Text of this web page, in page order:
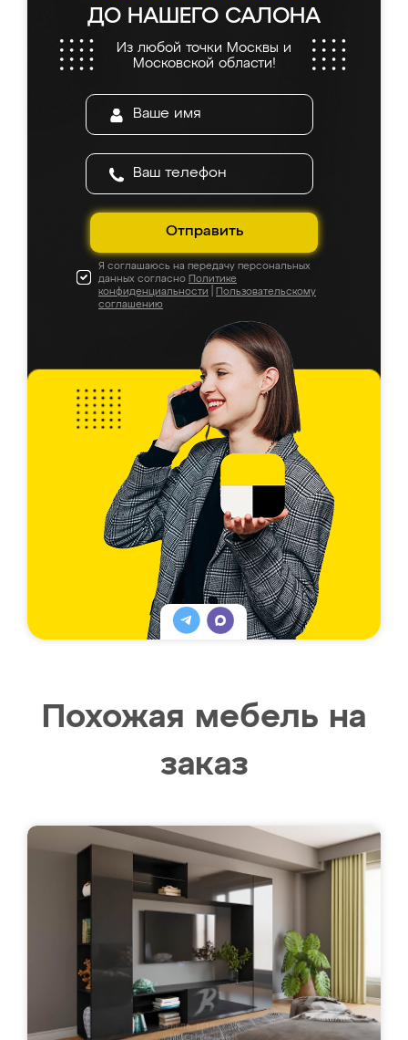
ДО НАШЕГО САЛОНА
Из любой точки Москвы и
Московской области!
Отправить
Я соглашаюсь на передачу персональных
данных согласно Политике
конфиденциальности
Пользовательскому
соглашению
Похожая мебель на
заказ